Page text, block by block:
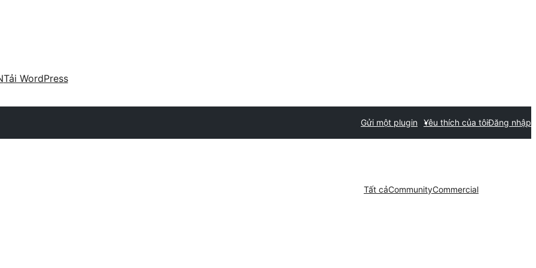
Tải WordPress
Gửi một plugin Yêu thích của tôiĐăng nhập
Tất cảCommunityCommercial